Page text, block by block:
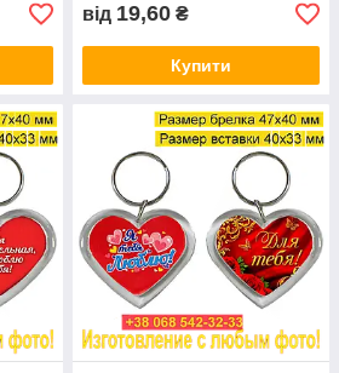
від 19,60 ₴
Купити